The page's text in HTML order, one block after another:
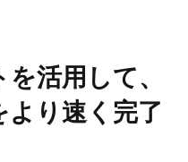
活用して、
り速く完了